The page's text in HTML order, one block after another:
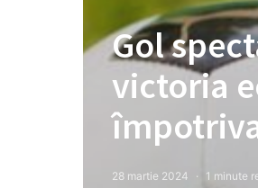
Gol
victoria
28 martie 2024 1 minute